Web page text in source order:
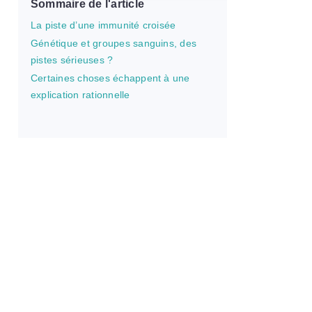
Sommaire de l'article
La piste d’une immunité croisée
Génétique et groupes sanguins, des
pistes sérieuses ?
Certaines choses échappent à une
explication rationnelle